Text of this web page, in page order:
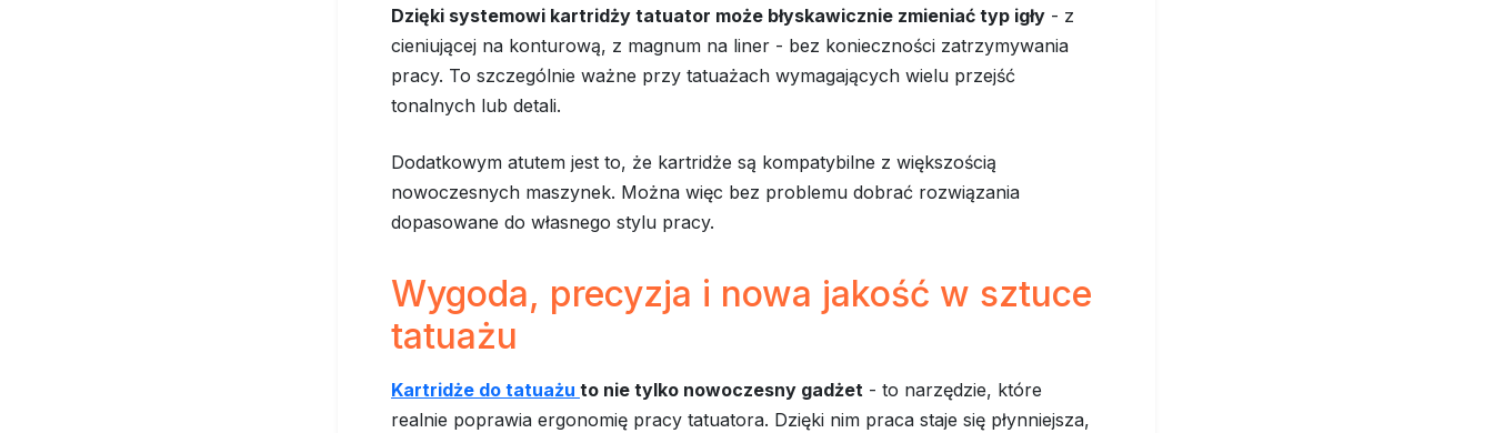
Dzięki systemowi kartridży tatuator może błyskawicznie zmieniać typ igły - z
cieniującej na konturową, z magnum na liner - bez konieczności zatrzymywania
pracy. To szczególnie ważne przy tatuażach wymagających wielu przejść
tonalnych lub detali.
Dodatkowym atutem jest to, że kartridże są kompatybilne z większością
nowoczesnych maszynek. Można więc bez problemu dobrać rozwiązania
dopasowane do własnego stylu pracy.
Wygoda, precyzja i nowa jakość w sztuce
tatuażu
Kartridże do tatuażu to nie tylko nowoczesny gadżet - to narzędzie, które
realnie poprawia ergonomię pracy tatuatora. Dzięki nim praca staje się płynniejsza,